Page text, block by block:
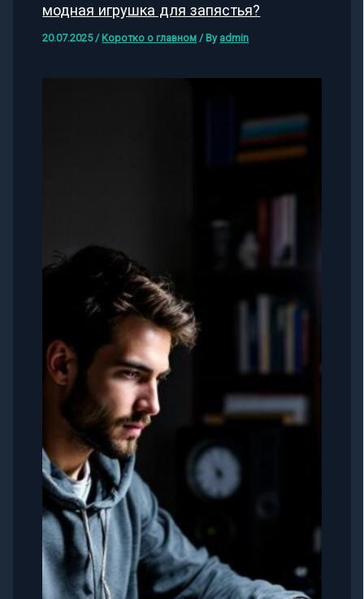
модная игрушка для запястья?
20.07.2025 /Коротко о главном / By admin